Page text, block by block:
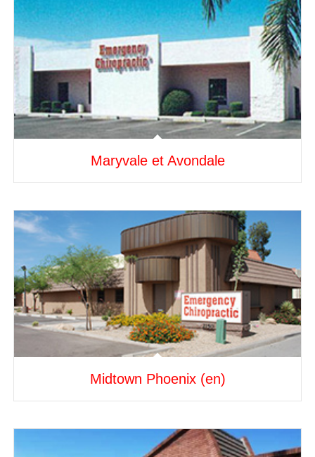
Maryvale et Avondale
Midtown Phoenix (en)